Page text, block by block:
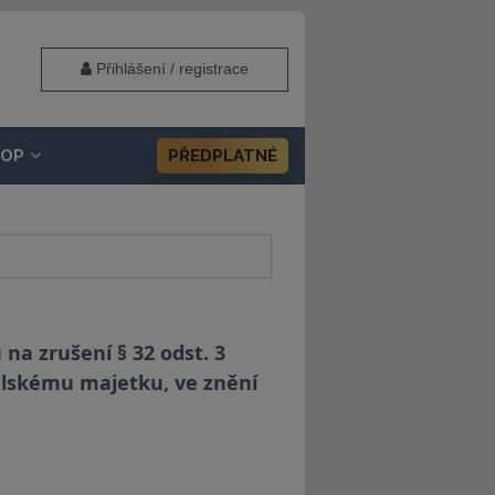
Přihlášení / registrace
PŘEDPLATNÉ
zrušení § 32 odst. 3
majetku, ve znění